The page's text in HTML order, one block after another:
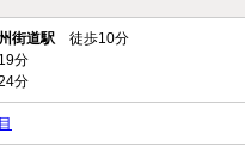
街道駅 徒歩10分
分
分